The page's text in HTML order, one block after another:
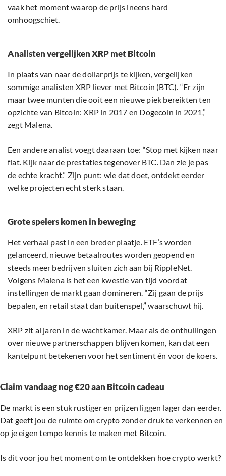
vaak het moment waarop de prijs ineens hard
omhoogschiet.
Analisten vergelijken XRP met Bitcoin
In plaats van naar de dollarprijs te kijken, vergelijken
sommige analisten XRP liever met Bitcoin (BTC). “Er zijn
maar twee munten die ooit een nieuwe piek bereikten ten
opzichte van Bitcoin: XRP in 2017 en Dogecoin in 2021,”
zegt Malena.
Een andere analist voegt daaraan toe: “Stop met kijken naar
fiat. Kijk naar de prestaties tegenover BTC. Dan zie je pas
de echte kracht.” Zijn punt: wie dat doet, ontdekt eerder
welke projecten echt sterk staan.
Grote spelers komen in beweging
Het verhaal past in een breder plaatje. ETF’s worden
gelanceerd, nieuwe betaalroutes worden geopend en
steeds meer bedrijven sluiten zich aan bij RippleNet.
Volgens Malena is het een kwestie van tijd voordat
instellingen de markt gaan domineren. “Zij gaan de prijs
bepalen, en retail staat dan buitenspel,” waarschuwt hij.
XRP zit al jaren in de wachtkamer. Maar als de onthullingen
over nieuwe partnerschappen blijven komen, kan dat een
kantelpunt betekenen voor het sentiment én voor de koers.
Claim vandaag nog €20 aan Bitcoin cadeau
De markt is een stuk rustiger en prijzen liggen lager dan eerder.
Dat geeft jou de ruimte om crypto zonder druk te verkennen en
op je eigen tempo kennis te maken met Bitcoin.
Is dit voor jou het moment om te ontdekken hoe crypto werkt?